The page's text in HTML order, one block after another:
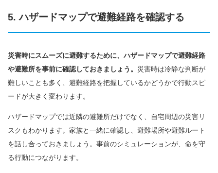
5. ハザードマップで避難経路を確認する
災害時にスムーズに避難するために、ハザードマップで避難経路
や避難所を事前に確認しておきましょう。 災害時は冷静な判断が
難しいことも多く、避難経路を把握しているかどうかで行動スピ
ードが大きく変わります。
ハザードマップでは近隣の避難所だけでなく、自宅周辺の災害リ
スクもわかります。家族と一緒に確認し、避難場所や避難ルート
を話し合っておきましょう。事前のシミュレーションが、命を守
る行動につながります。